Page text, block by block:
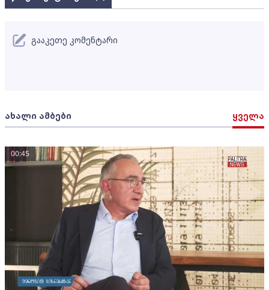
ახალი ამბები ყველა
00:45
გააკეთე კომენტარი